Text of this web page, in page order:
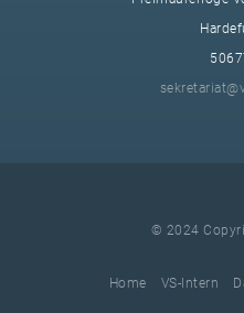
© 2024
Home VS-Intern